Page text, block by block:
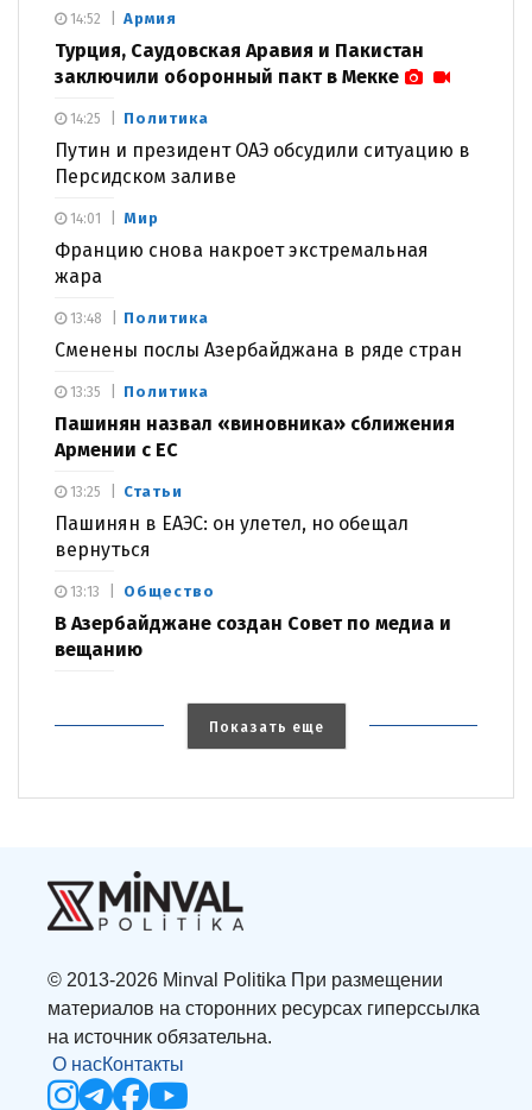
Армия
Турция, Саудовская Аравия и Пакистан
заключили оборонный пакт в Мекке
14:52
Политика
Путин и президент ОАЭ обсудили ситуацию в
Персидском заливе
14:25
Мир
Францию снова накроет экстремальная
жара
14:01
Политика
Сменены послы Азербайджана в ряде стран
13:48
Политика
Пашинян назвал «виновника» сближения
Армении с ЕС
13:35
Статьи
Пашинян в ЕАЭС: он улетел, но обещал
вернуться
13:25
Общество
В Азербайджане создан Совет по медиа и
вещанию
13:13
Показать еще
© 2013-2026 Minval Politika При размещении
материалов на сторонних ресурсах гиперссылка
на источник обязательна.
О насКонтакты